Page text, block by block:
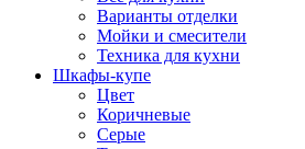
Варианты отделки
Мойки и смесители
Техника для кухни
Шкафы-купе
Цвет
Коричневые
Серые